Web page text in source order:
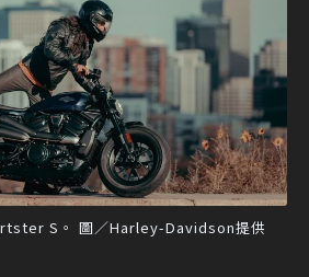
S。 圖／Harley-Davidson提供